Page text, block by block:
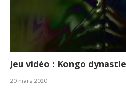
Jeu vidéo : Kongo dynastie
20 mars 2020